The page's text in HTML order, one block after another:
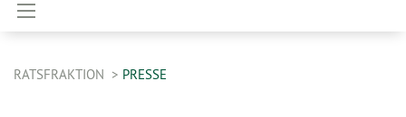
RATSFRAKTION PRESSE